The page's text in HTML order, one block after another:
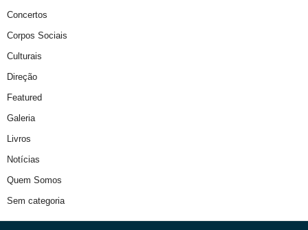
Concertos
Corpos Sociais
Culturais
Direção
Featured
Galeria
Livros
Notícias
Quem Somos
Sem categoria